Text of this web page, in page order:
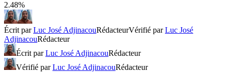
2.48%
Écrit parLuc José AdjinacouRédacteurVérifié parLuc José
AdjinacouRédacteur
Écrit parLuc José AdjinacouRédacteur
Vérifié parLuc José AdjinacouRédacteur